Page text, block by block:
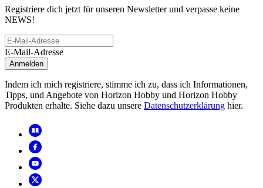
Registriere dich jetzt für unseren Newsletter und verpasse keine
NEWS!
E-Mail-Adresse
Anmelden
Indem ich mich registriere, stimme ich zu, dass ich Informationen,
Tipps, und Angebote von Horizon Hobby und Horizon Hobby
Produkten erhalte. Siehe dazu unsere Datenschutzerklärung hier.